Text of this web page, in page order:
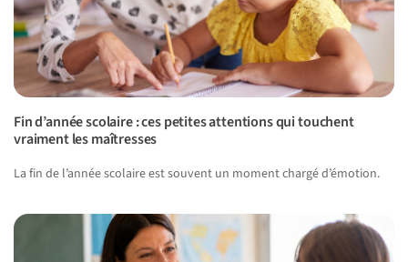
Fin d’année scolaire : ces petites attentions qui touchent
vraiment les maîtresses
La fin de l’année scolaire est souvent un moment chargé d’émotion.